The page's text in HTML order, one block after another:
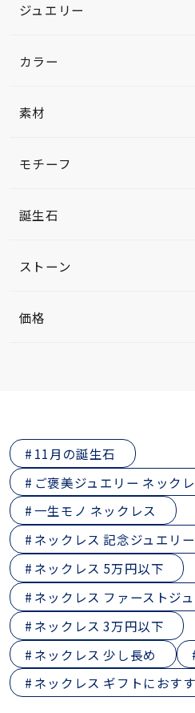
ジュエリー
カラー
素材
モチーフ
誕生石
ストーン
価格
11月の誕生石
ご褒美ジュエリー ネック
一生モノ ネックレス
ネックレス 記念ジュエリー
ネックレス 5万円以下
ネックレス ファーストジ
ネックレス 3万円以下
ネックレス 少し長め
ネックレス ギフトにおす